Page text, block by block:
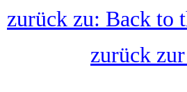
zurück zu: Back to
zurück